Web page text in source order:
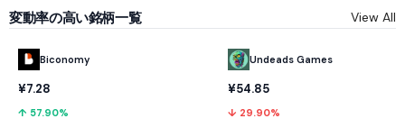
変動率の高い銘柄一覧 View All
Biconomy
¥7.28
↑ 57.90%
Undeads Games
¥54.85
↓ 29.90%